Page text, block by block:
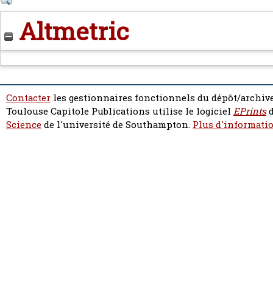
Altmetric
Contacter les gestionnaires fonctionnels du dépôt/
Toulouse Capitole Publications utilise le logiciel EPrints
Sciencede l'université de Southampton. Plus